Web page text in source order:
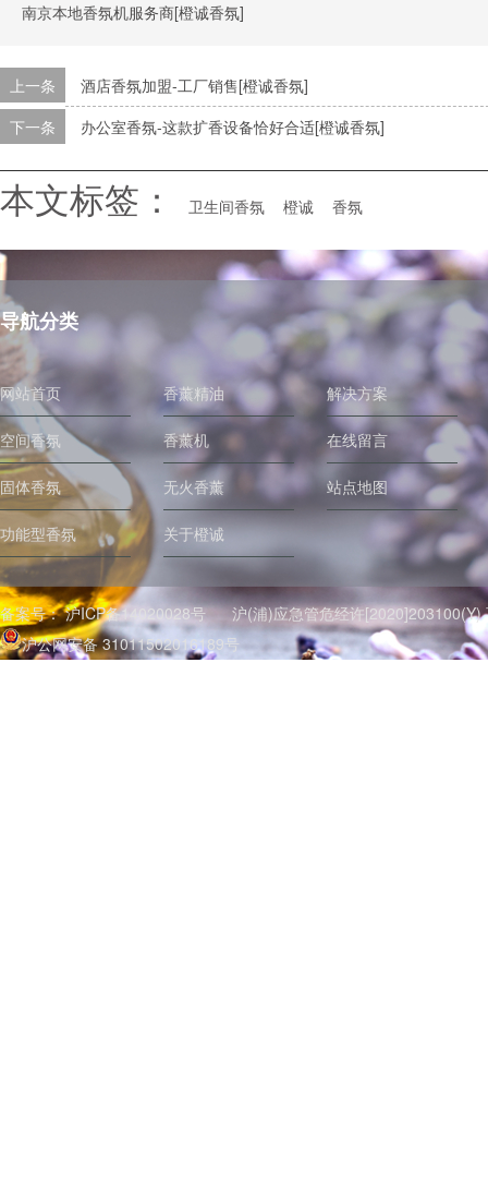
南京本地香氛机服务商[橙诚香氛]
上一条
酒店香氛加盟-工厂销售[橙诚香氛]
下一条
办公室香氛-这款扩香设备恰好合适[橙诚香氛]
本文标签： 卫生间香氛 橙诚 香氛
导航分类
网站首页 香薰精油 解决方案
空间香氛 香薰机 在线留言
固体香氛 无火香薰 站点地图
功能型香氛 关于橙诚
备案号：沪ICP备14020028号
沪(浦)应急管危经许
沪公网安备 31011502016189号